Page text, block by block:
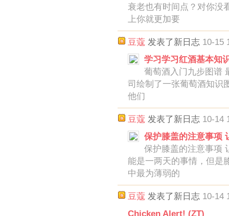
衰老也有时间点？对你没
上你就更加要
豆蔻 发表了新日志 10-15
学习学习红酒基本知
葡萄酒入门九步图谱
司绘制了一张葡萄酒知识
他们
豆蔻 发表了新日志 10-14
保护膝盖的注意事项
保护膝盖的注意事项
能是一两天的事情，但是
中最为薄弱的
豆蔻 发表了新日志 10-14
Chicken Alert! (ZT)